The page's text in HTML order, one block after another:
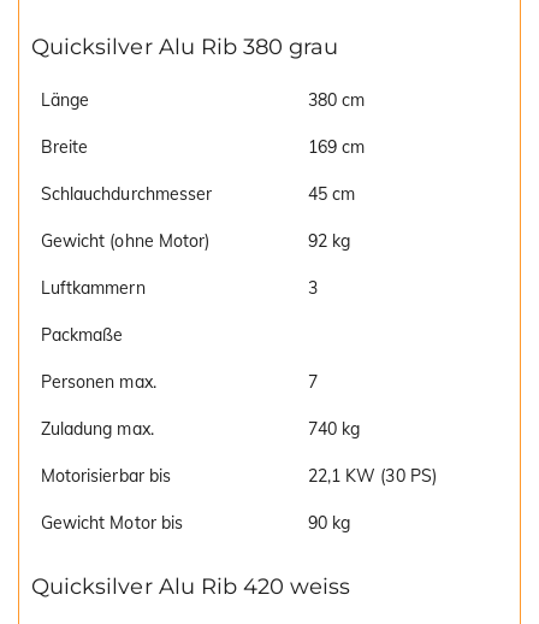
Quicksilver Alu Rib 380 grau
Länge 380 cm
Breite 169 cm
Schlauchdurchmesser 45 cm
Gewicht (ohne Motor) 92 kg
Luftkammern 3
Packmaße
Personen max. 7
Zuladung max. 740 kg
Motorisierbar bis 22,1 KW (30 PS)
Gewicht Motor bis 90 kg
Quicksilver Alu Rib 420 weiss